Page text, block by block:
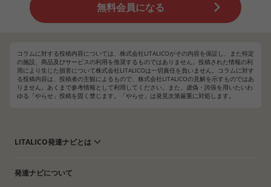
無料会員になる
コラムに対する投稿内容については、株式会社LITALICOがその内容を保証し、また特定
の施設、商品及びサービスの利用を推奨するものではありません。投稿された情報の利
用により生じた損害について株式会社LITALICOは一切責任を負いません。コラムに対す
る投稿内容は、投稿者の主観によるもので、株式会社LITALICOの見解を示すものではあ
りません。あくまで参考情報として利用してください。また、虚偽・誇張を用いたいわ
ゆる「やらせ」投稿を固く禁じます。「やらせ」は発見次第厳重に対処します。
LITALICO発達ナビとは
発達ナビについて